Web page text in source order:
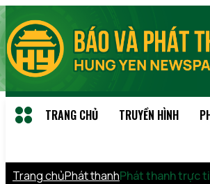
TRANG CHỦ TRUYỀN HÌNH
Trang chủPhát thanhPhát thanh trực